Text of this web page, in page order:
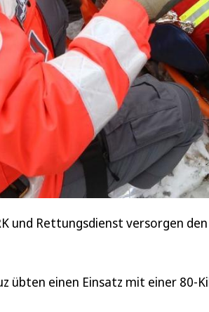
und Rettungsdienst versorgen den
übten einen Einsatz mit einer 80-